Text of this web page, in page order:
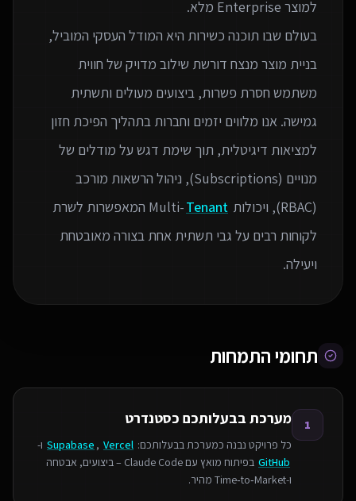
בעולם שבו תוכנה כשירות היא המודל העסקי המוביל,
בניית מוצר מנצח דורשת שילוב מדויק של חווית
משתמש חסרת פשרות, ביצועים מעולים ותשתית
גמישה. אנו מלווים יזמים וחברות בתהליך הפיכת חזון
למציאות דיגיטלית, תוך שימת דגש על מודלים של
מנויים (Subscriptions), ניהול הרשאות מורכב
(RBAC), ויכולות Multi-
Tenant
המאפשרות לשרת
לקוחות רבים על גבי תשתית אחת בצורה מאובטחת
ויעילה.
תחומי התמחות
1 מערכת בבעלותכם כסטנדרט
כל פרויקט נבנה כמערכת בבעלותכם: Supabase , Vercel
ו-
GitHub
בפיתוח מואץ עם Claude Code – ביצועים, אבטחה
ו‑Time‑to‑Market מהיר.